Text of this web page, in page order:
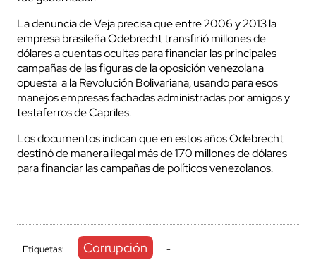
La denuncia de Veja precisa que entre 2006 y 2013 la
empresa brasileña Odebrecht transfirió millones de
dólares a cuentas ocultas para financiar las principales
campañas de las figuras de la oposición venezolana
opuesta a la Revolución Bolivariana, usando para esos
manejos empresas fachadas administradas por amigos y
testaferros de Capriles.
Los documentos indican que en estos años Odebrecht
destinó de manera ilegal más de 170 millones de dólares
para financiar las campañas de políticos venezolanos.
Etiquetas: Corrupción -